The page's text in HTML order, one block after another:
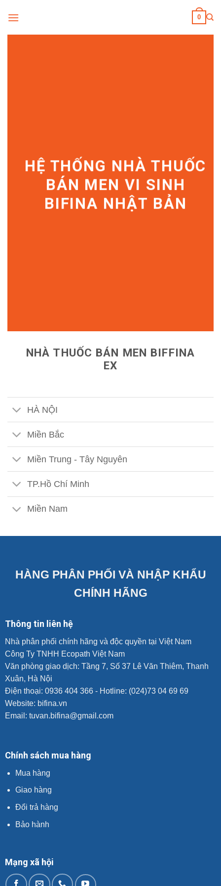
0
HỆ THỐNG NHÀ THUỐC
BÁN MEN VI SINH
BIFINA NHẬT BẢN
NHÀ THUỐC BÁN MEN BIFFINA
EX
HÀ NỘI
Miền Bắc
Miền Trung - Tây Nguyên
TP.Hồ Chí Minh
Miền Nam
HÀNG PHÂN PHỐI VÀ NHẬP KHẨU
CHÍNH HÃNG
Thông tin liên hệ
Nhà phân phối chính hãng và độc quyền tại Việt Nam
Công Ty TNHH Ecopath Việt Nam
Văn phòng giao dịch: Tầng 7, Số 37 Lê Văn Thiêm, Thanh
Xuân, Hà Nội
Điện thoại: 0936 404 366 - Hotline: (024)73 04 69 69
Website: bifina.vn
Email: tuvan.bifina@gmail.com
Chính sách mua hàng
Mua hàng
Giao hàng
Đổi trả hàng
Bảo hành
Mạng xã hội